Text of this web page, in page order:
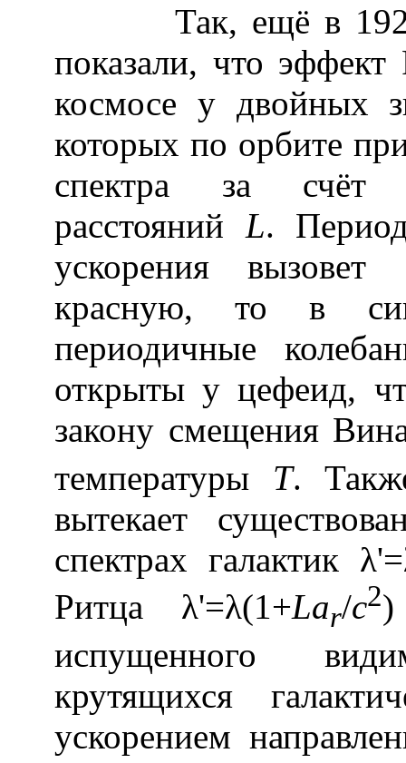
Так, ещё в 1920-
показали, что
космосе у двойных
которых по орбите
спектра за счёт
расстояний L.
ускорения
красную, то в
периодичные
открыты у цефеид,
закону смещения
температуры Т.
вытекает
спектрах галактик λ
Ритца λ'=λ(1+Lar/c2)
испущенного
крутящихся
ускорением